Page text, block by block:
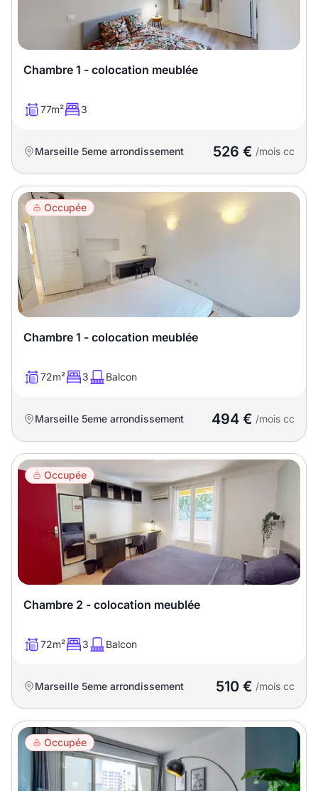
Chambre 1 - colocation meublée
77m² 3
Marseille 5eme arrondissement 526 € /mois cc
Occupée
Chambre 1 - colocation meublée
72m² 3 Balcon
Marseille 5eme arrondissement 494 € /mois cc
Occupée
Chambre 2 - colocation meublée
72m² 3 Balcon
Marseille 5eme arrondissement 510 € /mois cc
Occupée